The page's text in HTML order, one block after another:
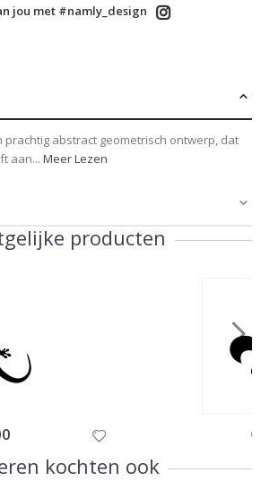
jou met #namly_design
prachtig abstract geometrisch ontwerp, dat
aan... Meer Lezen
producten
kochten ook